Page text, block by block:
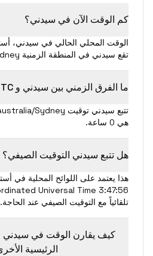
كم الوقت الآن في سيدني؟
تقع سيدني في المنطقة الزمنية Australia/Sydney.
ما الفرق الزمني بين سيدني و UTC؟
هي 0 ساعة.
هل تتبع سيدني التوقيت الصيفي؟
هذا يعتمد على اللوائح المحلية في
تلقائياً مع التوقيت الصيفي عند الحاجة.
كيف يقارن الوقت في سيدني
الرئيسية